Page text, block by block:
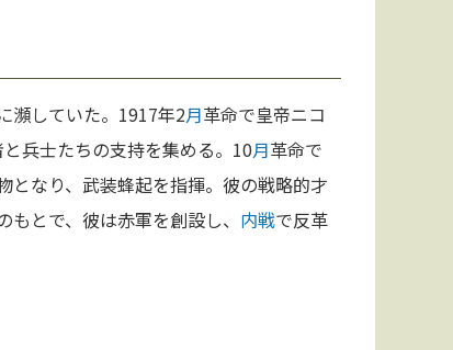
瀕していた。1917年2月革命で皇帝ニコ
と兵士たちの支持を集める。10月革命で
となり、武装蜂起を指揮。彼の戦略的才
とで、彼は赤軍を創設し、 内戦で反革